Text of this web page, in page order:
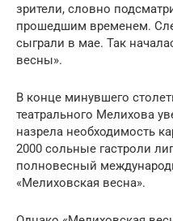
зрители, словно
прошедшим временем.
сыграли в мае. Так
весны».
В конце минувшего
театрального Мелихова
назрела необходимость
2000 сольные гастроли
полновесный
«Мелиховская весна».